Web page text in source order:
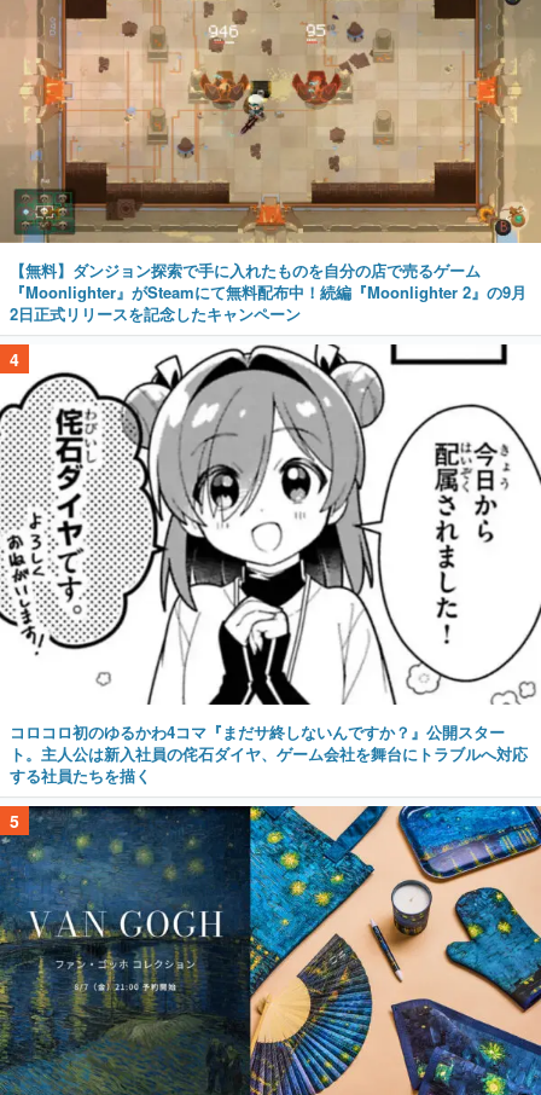
【無料】ダンジョン探索で手に入れたものを自分の店で売るゲーム
『Moonlighter』がSteamにて無料配布中！続編『Moonlighter 2』の9月
2日正式リリースを記念したキャンペーン
4
コロコロ初のゆるかわ4コマ『まだサ終しないんですか？』公開スター
ト。主人公は新入社員の侘石ダイヤ、ゲーム会社を舞台にトラブルへ対応
する社員たちを描く
5